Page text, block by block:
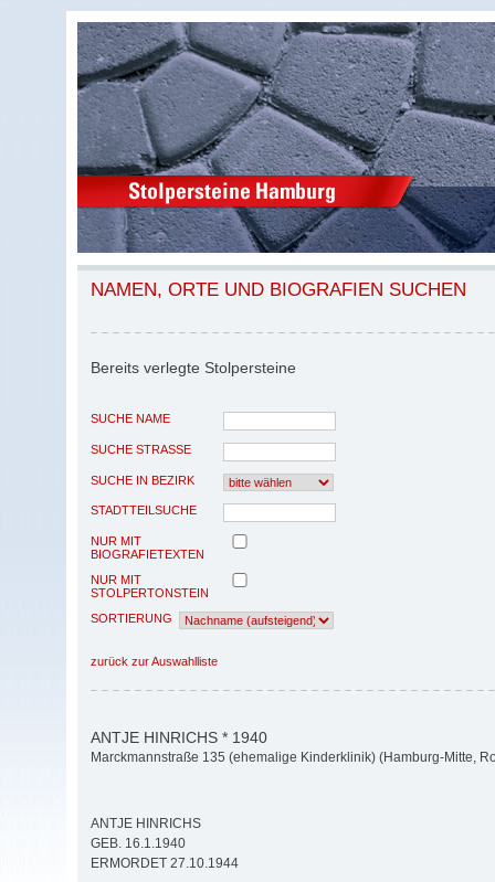
NAMEN, ORTE UND BIOGRAFIEN SUCHEN
Bereits verlegte Stolpersteine
SUCHE NAME
SUCHE STRASSE
SUCHE IN BEZIRK
STADTTEILSUCHE
NUR MIT
BIOGRAFIETEXTEN
NUR MIT
STOLPERTONSTEIN
SORTIERUNG
zurück zur Auswahlliste
ANTJE HINRICHS * 1940
Marckmannstraße 135 (ehemalige Kinderklinik) (Hamburg-Mitte,
ANTJE HINRICHS
GEB. 16.1.1940
ERMORDET 27.10.1944